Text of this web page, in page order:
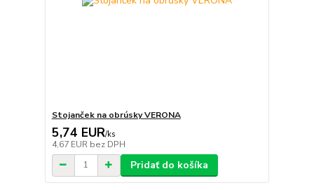
Stojanček na obrúsky VERONA
5,74 EUR/ks
4,67 EUR bez DPH
Pridať do košíka